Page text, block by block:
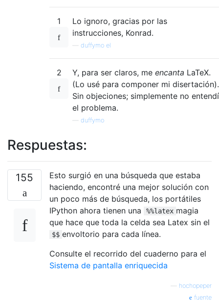
1
Lo ignoro, gracias por las
instrucciones, Konrad.
duffymo el
2 Y, para ser claros, me encanta LaTeX.
(Lo usé para componer mi disertación).
Sin objeciones; simplemente no entendí
el problema.
duffymo
Respuestas:
155
Esto surgió en una búsqueda que estaba
haciendo, encontré una mejor solución con
un poco más de búsqueda, los portátiles
IPython ahora tienen una
%%latex magia
que hace que toda la celda sea Latex sin el
$$ envoltorio para cada línea.
Consulte el recorrido del cuaderno para el
Sistema de pantalla enriquecida
hochopeper
fuente